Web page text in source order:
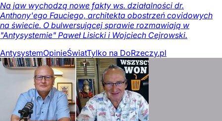
Na jaw wychodzą nowe fakty ws. działalności dr.
Anthony'ego Fauciego, architekta obostrzeń covidowych
na świecie. O bulwersującej sprawie rozmawiają w
"Antysystemie" Paweł Lisicki i Wojciech Cejrowski.
AntysystemOpinieŚwiatTylko na DoRzeczy.pl